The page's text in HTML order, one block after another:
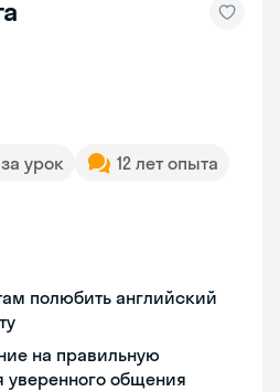
урок
12 лет опыта
полюбить английский
на правильную
уверенного общения